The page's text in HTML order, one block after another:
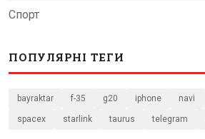
Спорт
ПОПУЛЯРНІ ТЕГИ
bayraktar f-35 g20 iphone navi
spacex starlink taurus telegram